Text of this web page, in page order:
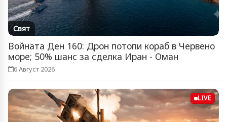
Свят
Войната Ден 160: Дрон потопи кораб в Червено
море; 50% шанс за сделка Иран - Оман
6 Август 2026
LIVE